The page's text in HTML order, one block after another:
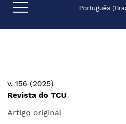
Ir para o menu de navegação
Ir para o conteúdo principal
Ir para o rodapé Idioma
Português
Menu
v. 156 (2025)
Revista do TCU
Artigo original